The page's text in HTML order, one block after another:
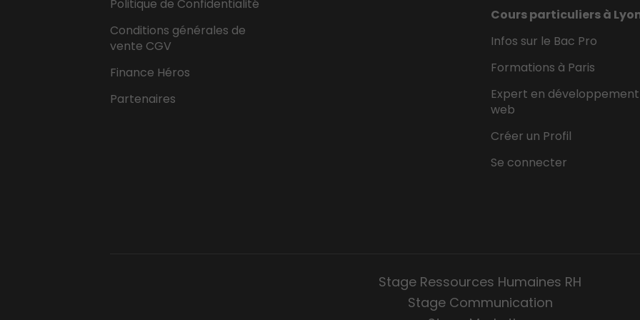
Politique de Confidentialité
Conditions générales de
vente CGV
Finance Héros
Partenaires
Cours particuliers à
Infos sur le Bac Pro
Formations à Paris
Expert en développement
web
Créer un Profil
Se connecter
Stage Ressources Humaines RH
Stage Communication